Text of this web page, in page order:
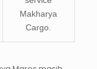
Makharya
Cargo.